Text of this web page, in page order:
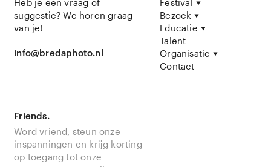
Heb je een vraag of
suggestie? We horen graag
van je!
info@bredaphoto.nl
Festival
Bezoek
Educatie
Talent
Organisatie
Contact
Friends.
Word vriend, steun onze
inspanningen en krijg korting
op toegang tot onze